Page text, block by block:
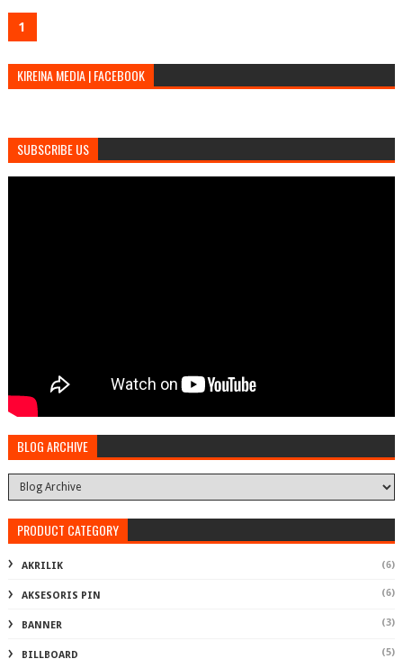
1
KIREINA MEDIA | FACEBOOK
SUBSCRIBE US
BLOG ARCHIVE
PRODUCT CATEGORY
AKRILIK (6)
AKSESORIS PIN (6)
BANNER (3)
BILLBOARD (5)